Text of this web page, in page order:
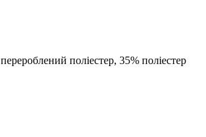
поліестер, 35% поліестер